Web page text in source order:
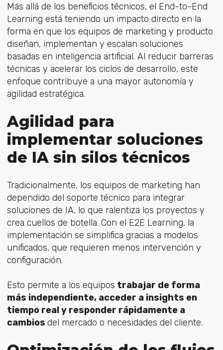
Más allá de los beneficios técnicos, el End-to-End
Learning está teniendo un impacto directo en la
forma en que los equipos de marketing y producto
diseñan, implementan y escalan soluciones
basadas en inteligencia artificial. Al reducir barreras
técnicas y acelerar los ciclos de desarrollo, este
enfoque contribuye a una mayor autonomía y
agilidad estratégica.
Agilidad para
implementar soluciones
de IA sin silos técnicos
Tradicionalmente, los equipos de marketing han
dependido del soporte técnico para integrar
soluciones de IA, lo que ralentiza los proyectos y
crea cuellos de botella. Con el E2E Learning, la
implementación se simplifica gracias a modelos
unificados, que requieren menos intervención y
configuración.
Esto permite a los equipos trabajar de forma
más independiente, acceder a insights en
tiempo real y responder rápidamente a
cambios del mercado o necesidades del cliente.